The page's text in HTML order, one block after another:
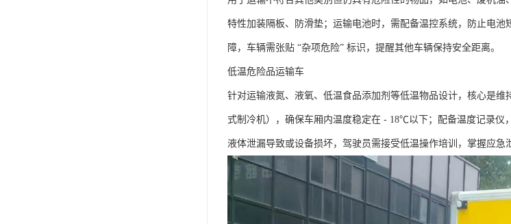
特性加装隔板、防滑垫；运输电池时，需配备温控系统，防止电
障，车辆需张贴 “杂项危险” 标识，提醒其他车辆保持安全距离。​
低温危险品运输车​
针对运输液氮、液氧、低温食品添加剂等低温物品设计，核心是
式制冷机），确保车厢内温度稳定在 - 18℃以下；配备温度记录仪
液体泄漏导致或设备损坏，驾驶员需接受低温操作培训，掌握应急